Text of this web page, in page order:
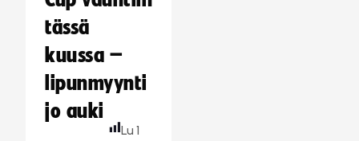
tässä
kuussa –
lipunmyynti
jo auki
Lu 1